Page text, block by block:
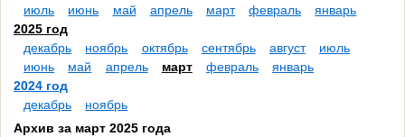
июль
июнь май апрель март февраль
январь
2025 год
декабрь
ноябрь октябрь сентябрь август
июль
июнь
май апрель март февраль
январь
2024 год
декабрь
ноябрь
Архив за март 2025 года